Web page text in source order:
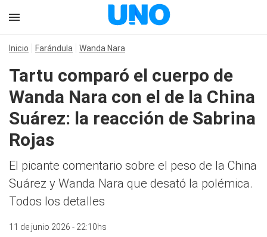
Inicio Farándula Wanda Nara
Tartu comparó el cuerpo de
Wanda Nara con el de la China
Suárez: la reacción de Sabrina
Rojas
El picante comentario sobre el peso de la China
Suárez y Wanda Nara que desató la polémica.
Todos los detalles
11 de junio 2026 - 22:10hs